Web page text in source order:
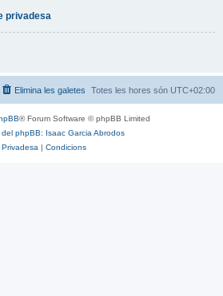
privadesa
Totes les hores són UTC+02:00
Elimina les galetes
® Forum Software © phpBB Limited
del phpBB: Isaac Garcia Abrodos
Privadesa | Condicions